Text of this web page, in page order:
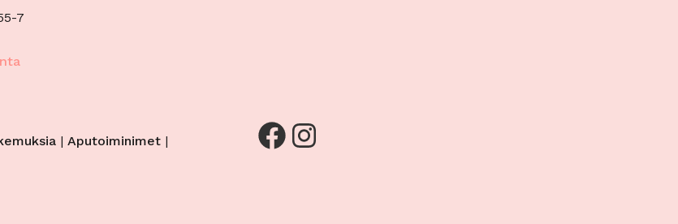
Mainonnan ja sisällön
7
|Aputoiminimet |
Facebook Instagram